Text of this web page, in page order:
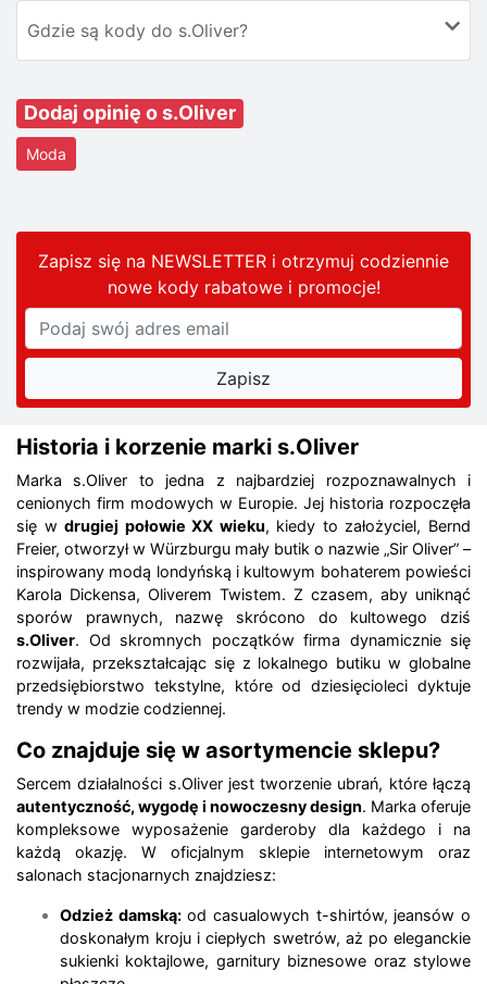
Gdzie są kody do s.Oliver?
Dodaj opinię o s.Oliver
Moda
Zapisz się na NEWSLETTER i otrzymuj codziennie
nowe kody rabatowei promocje!
Historia i korzenie marki s.Oliver
Marka s.Oliver to jedna z najbardziej rozpoznawalnych i
cenionych firm modowych w Europie. Jej historia rozpoczęła
się wdrugiej połowie XX wieku, kiedy to założyciel, Bernd
Freier, otworzył w Würzburgu mały butik o nazwie „Sir Oliver” –
inspirowany modą londyńską i kultowym bohaterem powieści
Karola Dickensa, Oliverem Twistem. Z czasem, aby uniknąć
sporów prawnych, nazwę skrócono do kultowego dziś
s.Oliver. Od skromnych początków firma dynamicznie się
rozwijała, przekształcając się z lokalnego butiku w globalne
przedsiębiorstwo tekstylne, które od dziesięcioleci dyktuje
trendy w modzie codziennej.
Co znajduje się w asortymencie sklepu?
Sercem działalności s.Oliver jest tworzenie ubrań, które łączą
autentyczność, wygodę i nowoczesny design. Marka oferuje
kompleksowe wyposażenie garderoby dla każdego i na
każdą okazję. W oficjalnym sklepie internetowym oraz
salonach stacjonarnych znajdziesz:
Odzież damską:od casualowych t-shirtów, jeansów o
doskonałym kroju i ciepłych swetrów, aż po eleganckie
sukienki koktajlowe, garnitury biznesowe oraz stylowe